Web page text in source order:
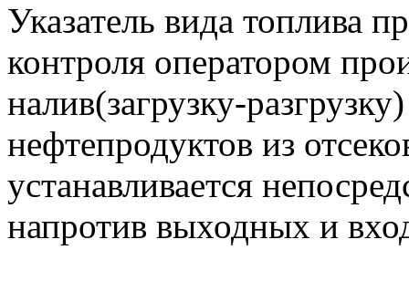
Указатель вида топлива
контроля оператором
налив(загрузку-
нефтепродуктов из
устанавливается
напротив выходных и